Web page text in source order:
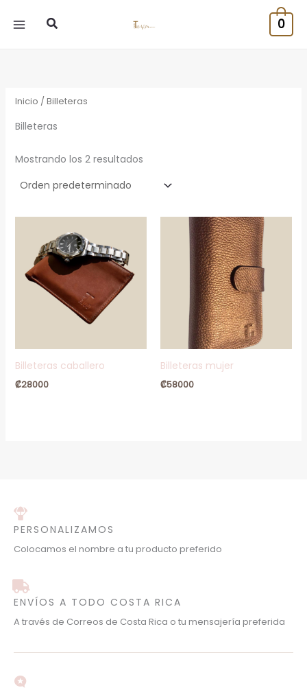
Buscar 0
Inicio / Billeteras
Billeteras
Mostrando los 2 resultados
Billeteras caballero
₡28000
Billeteras mujer
₡58000
PERSONALIZAMOS
Colocamos el nombre a tu producto preferido
ENVÍOS A TODO COSTA RICA
A través de Correos de Costa Rica o tu mensajería preferida